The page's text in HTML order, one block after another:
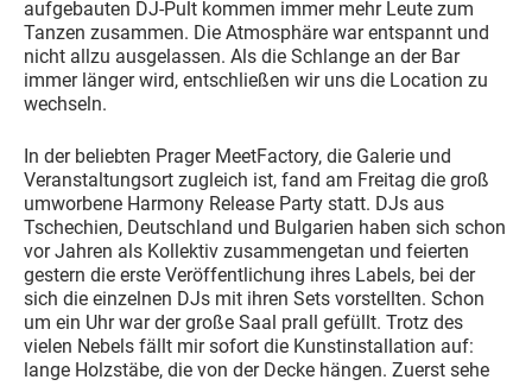
aufgebauten DJ-Pult kommen immer mehr Leute zum
Tanzen zusammen. Die Atmosphäre war entspannt und
nicht allzu ausgelassen. Als die Schlange an der Bar
immer länger wird, entschließen wir uns die Location zu
wechseln.
In der beliebten Prager MeetFactory, die Galerie und
Veranstaltungsort zugleich ist, fand am Freitag die groß
umworbene Harmony Release Party statt. DJs aus
Tschechien, Deutschland und Bulgarien haben sich schon
vor Jahren als Kollektiv zusammengetan und feierten
gestern die erste Veröffentlichung ihres Labels, bei der
sich die einzelnen DJs mit ihren Sets vorstellten. Schon
um ein Uhr war der große Saal prall gefüllt. Trotz des
vielen Nebels fällt mir sofort die Kunstinstallation auf:
lange Holzstäbe, die von der Decke hängen. Zuerst sehe